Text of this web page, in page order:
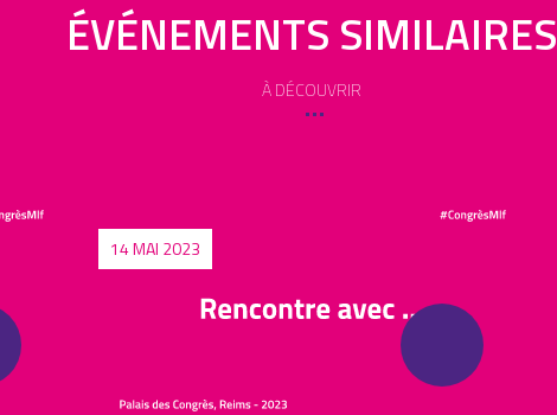
ÉVÉNEMENTS SIMILAIRES
À DÉCOUVRIR
14 MAI 2023